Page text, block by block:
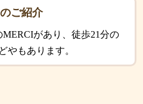
ご紹介
があり、徒歩21分の
やもあります。